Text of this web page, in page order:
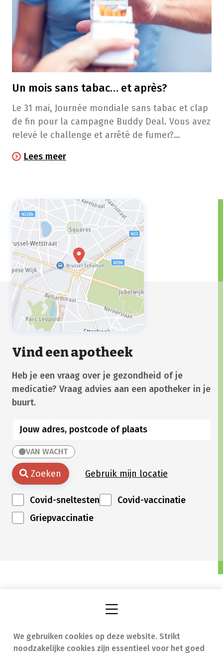
We gebruiken cookies op deze website. Strikt
noodzakelijke cookies zijn essentieel voor het goed
Un mois sans tabac… et après?
Le 31 mai, Journée mondiale sans tabac et clap
de fin pour la campagne Buddy Deal. Vous avez
relevé le challenge et arrêté de fumer?
Lees meer
Vind een apotheek
Heb je een vraag over je gezondheid of je
medicatie? Vraag advies aan een apotheker in je
buurt.
VAN WACHT
Zoeken Gebruik mijn locatie
Covid-sneltesten
Covid-vaccinatie
Griepvaccinatie
Vind een apotheek
In geval van nood